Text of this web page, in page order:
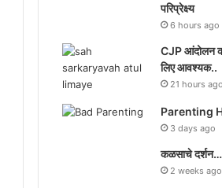
परिप्रेक्ष्य
6 hours ago
CJP आंदोलन
लिए आवश्यक..
21 hours ago
Parenting
3 days ago
कळसाचे दर्शन…
2 weeks ago